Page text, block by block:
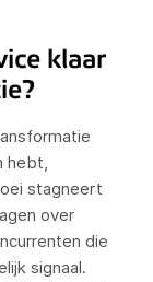
klaar
hebt,
stagneert
over
die
signaal.